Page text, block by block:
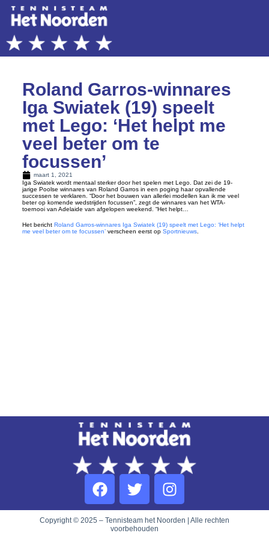
Roland Garros-winnares
Iga Swiatek (19) speelt
met Lego: ‘Het helpt me
veel beter om te
focussen’
maart 1, 2021
Iga Swiatek wordt mentaal sterker door het spelen met Lego. Dat zei de 19-
jarige Poolse winnares van Roland Garros in een poging haar opvallende
successen te verklaren. “Door het bouwen van allerlei modellen kan ik me veel
beter op komende wedstrijden focussen”, zegt de winnares van het WTA-
toernooi van Adelaide van afgelopen weekend. “Het helpt…
Het bericht Roland Garros-winnares Iga Swiatek (19) speelt met Lego: ‘Het helpt
me veel beter om te focussen’verscheen eerst op Sportnieuws.
Copyright © 2025 – Tennisteam het Noorden | Alle rechten
voorbehouden